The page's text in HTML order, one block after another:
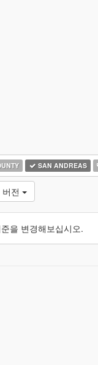
SAN ANDREAS
전
을 변경해보십시오.